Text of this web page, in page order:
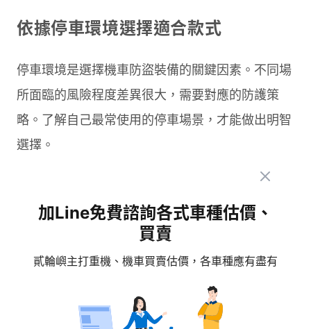
加Line免費諮詢各式車種估價、
買賣
貳輪嶼主打重機、機車買賣估價，各車種應有盡有
依據停車環境選擇適合款式
停車環境是選擇機車防盜裝備的關鍵因素。不同場
所面臨的風險程度差異很大，需要對應的防護策
略。了解自己最常使用的停車場景，才能做出明智
選擇。
在住宅地下室等相對安全的環境，基本款碟煞鎖就
能提供足夠防護。這些區域通常有管制進出，小偷
作案時間受限，簡單的視覺嚇阻效果即可。
條鎖。最好能將車輛與固定物連結，例如路燈柱或